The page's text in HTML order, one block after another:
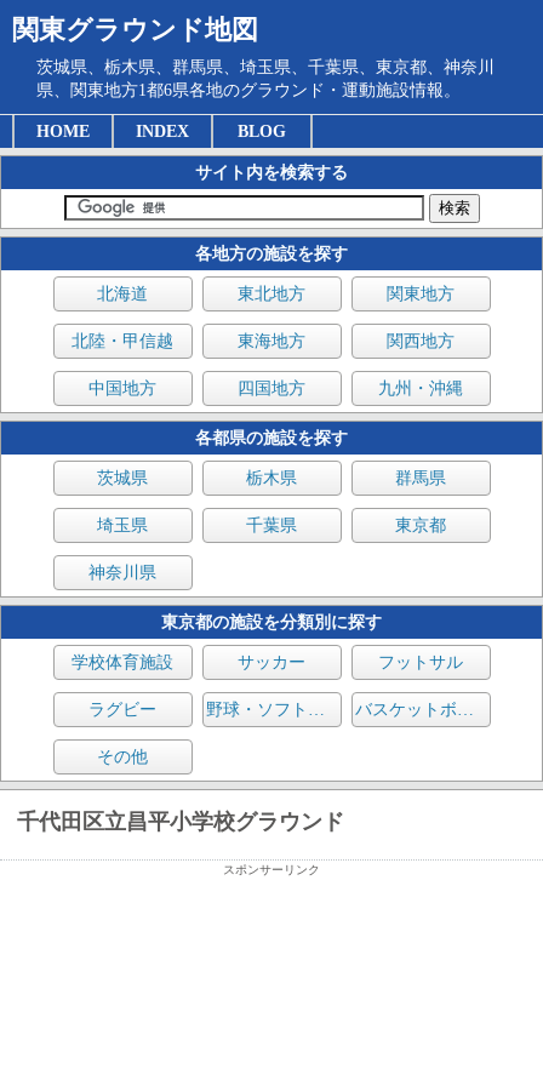
関東グラウンド地図
茨城県、栃木県、群馬県、埼玉県、千葉県、東京都、神奈川
県、関東地方1都6県各地のグラウンド・運動施設情報。
HOME INDEX BLOG
サイト内を検索する
各地方の施設を探す
北海道 東北地方 関東地方
北陸・甲信越 東海地方 関西地方
中国地方 四国地方 九州・沖縄
各都県の施設を探す
茨城県 栃木県 群馬県
埼玉県 千葉県 東京都
神奈川県
東京都の施設を分類別に探す
学校体育施設 サッカー フットサル
ラグビー 野球・ソフトボール バスケットボール
その他
千代田区立昌平小学校グラウンド
スポンサーリンク